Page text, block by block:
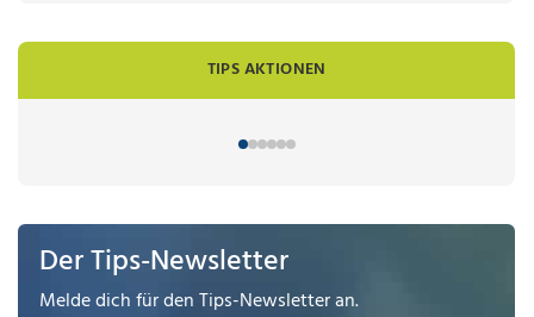
TIPS AKTIONEN
Der Tips-Newsletter
Melde dich für den Tips-Newsletter an.